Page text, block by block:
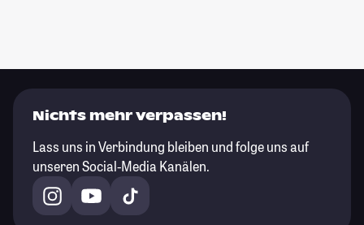
Nichts mehr verpassen!
Lass uns in Verbindung bleiben und folge uns auf
unseren Social-Media Kanälen.